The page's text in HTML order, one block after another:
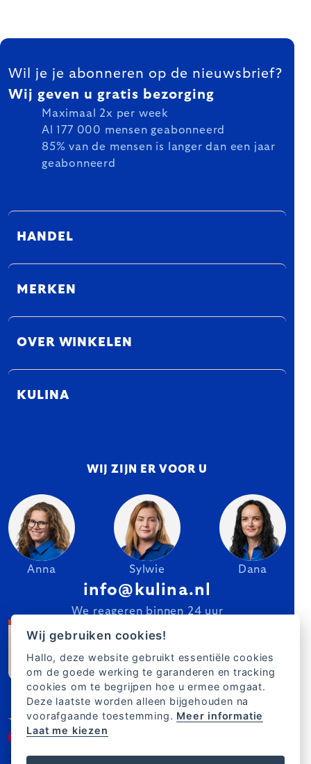
FOOTER
Wil je je abonneren op de nieuwsbrief?
Wij geven u gratis bezorging
Maximaal 2x per week
Al 177 000 mensen geabonneerd
85% van de mensen is langer dan een jaar
geabonneerd
HANDEL
MERKEN
OVER WINKELEN
KULINA
WIJ ZIJN ER VOOR U
Anna Sylwie Dana
info@kulina.nl
We reageren binnen 24 uur
2007–2025 Kulina.nl NL
Wij gebruiken cookies!
Hallo, deze website gebruikt essentiële cookies
om de goede werking te garanderen en tracking
cookies om te begrijpen hoe u ermee omgaat.
Deze laatste worden alleen bijgehouden na
voorafgaande toestemming. Meer informatie
Laat me kiezen